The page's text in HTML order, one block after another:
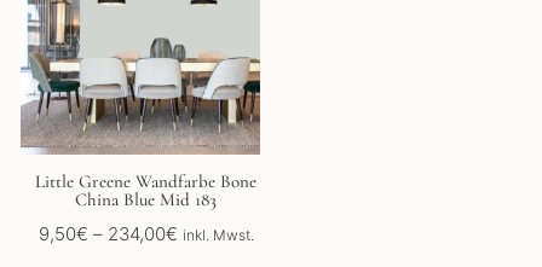
Little Greene Wandfarbe Bone
China Blue Mid 183
9,50€ – 234,00€Preisspanne:
inkl. Mwst.
auf.
Optionen
können
auf
der
Produktseite
gewählt